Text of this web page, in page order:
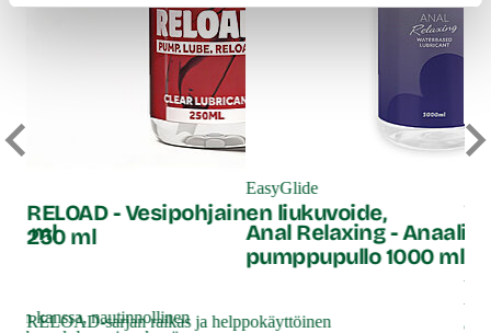
ml
kanssa, nautinnollinen
RELOAD - Vesipohjainen liukuvoide,
250 ml
RELOAD-sarjan raikas ja helppokäyttöinen
EasyGlide
Anal Relaxing -
pumppupullo 1000 ml
on